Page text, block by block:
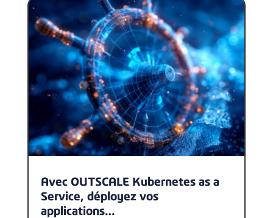
Avec OUTSCALE Kubernetes as a
Service, déployez vos
applications…